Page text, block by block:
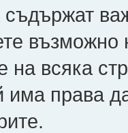
на всяка
има